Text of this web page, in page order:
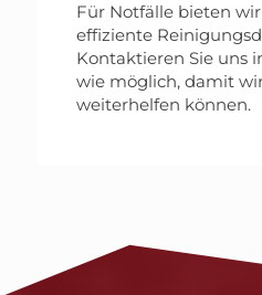
Für Notfälle bieten
effiziente
Kontaktieren Sie uns
wie möglich, damit
weiterhelfen können.